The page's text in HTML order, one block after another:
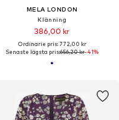
MELA LONDON
Klänning
386,00 kr
Ordinarie pris: 772,00 kr
Senaste lägsta pris:656,20 kr-41%